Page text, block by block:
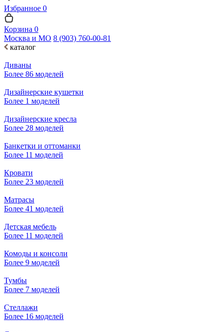
Избранное 0
Корзина 0
Москва и МО 8 (903) 760-00-81
каталог
Диваны
Более 86 моделей
Дизайнерские кушетки
Более 1 моделей
Дизайнерские кресла
Более 28 моделей
Банкетки и оттоманки
Более 11 моделей
Кровати
Более 23 моделей
Матрасы
Более 41 моделей
Детская мебель
Более 11 моделей
Комоды и консоли
Более 9 моделей
Тумбы
Более 7 моделей
Стеллажи
Более 16 моделей